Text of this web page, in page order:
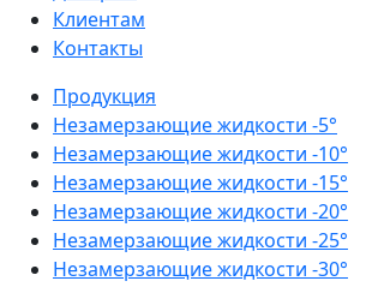
Клиентам
Контакты
Продукция
Незамерзающие жидкости -5°
Незамерзающие жидкости -10°
Незамерзающие жидкости -15°
Незамерзающие жидкости -20°
Незамерзающие жидкости -25°
Незамерзающие жидкости -30°